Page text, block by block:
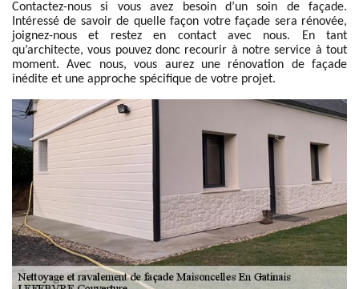
Contactez-nous si vous avez besoin d’un soin de façade.
Intéressé de savoir de quelle façon votre façade sera rénovée,
joignez-nous et restez en contact avec nous. En tant
qu’architecte, vous pouvez donc recourir à notre service à tout
moment. Avec nous, vous aurez une rénovation de façade
inédite et une approche spécifique de votre projet.